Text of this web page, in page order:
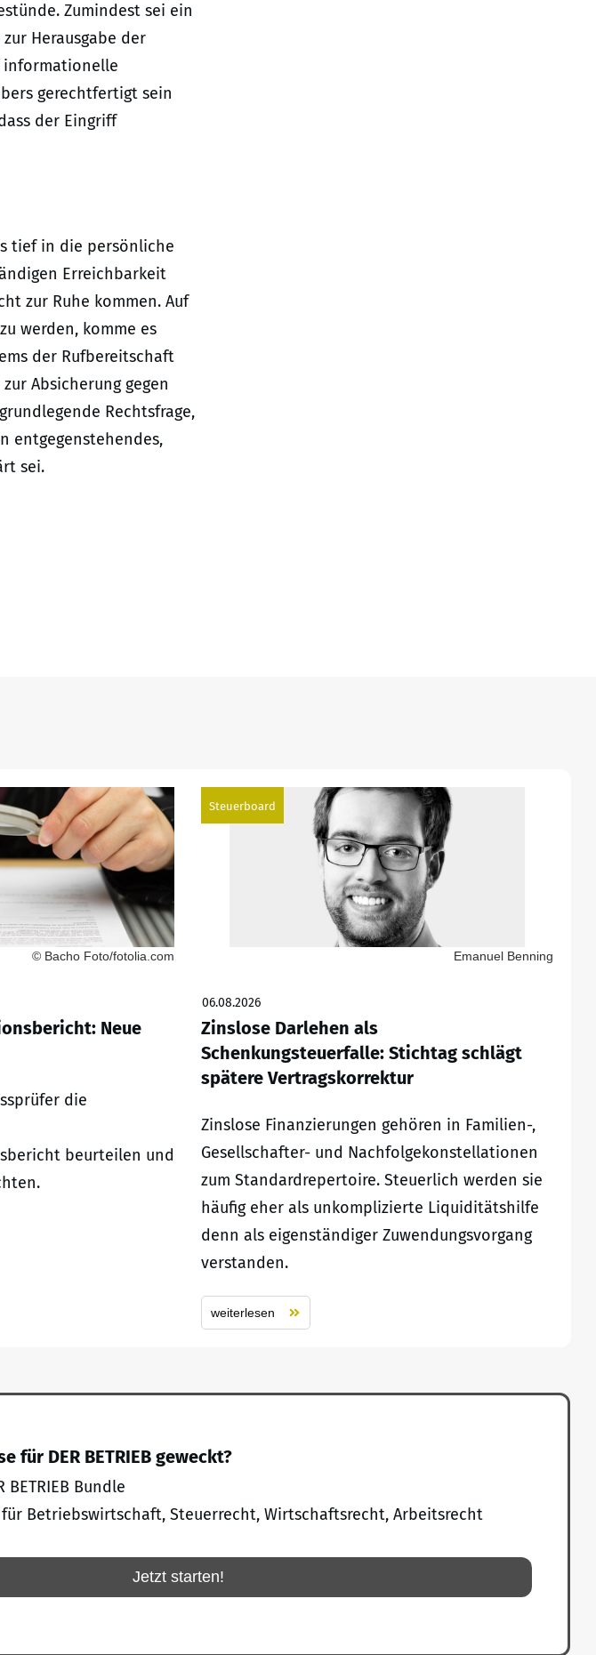
Zumindest sei ein
Herausgabe der
informationelle
gerechtfertigt sein
der Eingriff
tief in die persönliche
Erreichbarkeit
zur Ruhe kommen. Auf
werden, komme es
der Rufbereitschaft
Absicherung gegen
Rechtsfrage,
entgegenstehendes,
sei.
© Bacho Foto/fotolia.com
Neue
die
beurteilen und
Steuerboard
Emanuel Benning
06.08.2026
Zinslose Darlehen als
Schenkungsteuerfalle: Stichtag schlägt
spätere Vertragskorrektur
Zinslose Finanzierungen gehören in Familien-,
Gesellschafter- und Nachfolgekonstellationen
zum Standardrepertoire. Steuerlich werden sie
häufig eher als unkomplizierte Liquiditätshilfe
denn als eigenständiger Zuwendungsvorgang
verstanden.
weiterlesen
für DER BETRIEB geweckt?
BETRIEB Bundle
Betriebswirtschaft, Steuerrecht, Wirtschaftsrecht, Arbeitsrecht
Jetzt starten!